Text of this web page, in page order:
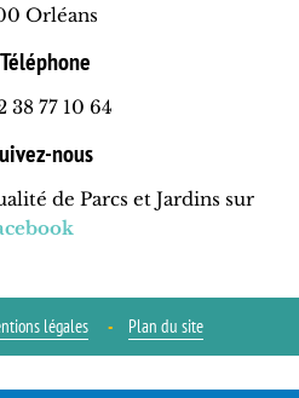
Orléans
Téléphone
38 77 10 64
nous
de Parcs et Jardins sur
légales Plan du site